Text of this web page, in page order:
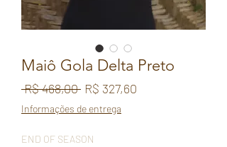
Maiô Gola Delta Preto
R$ 468,00 Regular
Price
R$ 327,60
Informações de entrega
END OF SEASON